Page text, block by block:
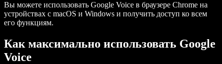
Вы можете использовать Google Voice в браузере Chrome на
устройствах с macOS и Windows и получить доступ ко всем
его функциям.
Как максимально использовать Google
Voice